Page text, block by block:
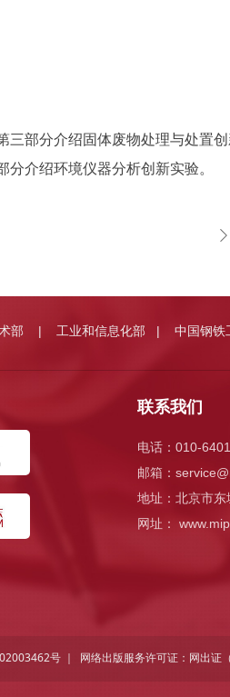
ꄲ
部分介绍固体废物处理与处置
介绍环境仪器分析创新实验。
联系我们
电话：010-
邮箱：
地址：北京市
网址：
部 | 工业和信息化部 | 中国钢铁
号 ｜ 网络出版服务许可证： 网出证